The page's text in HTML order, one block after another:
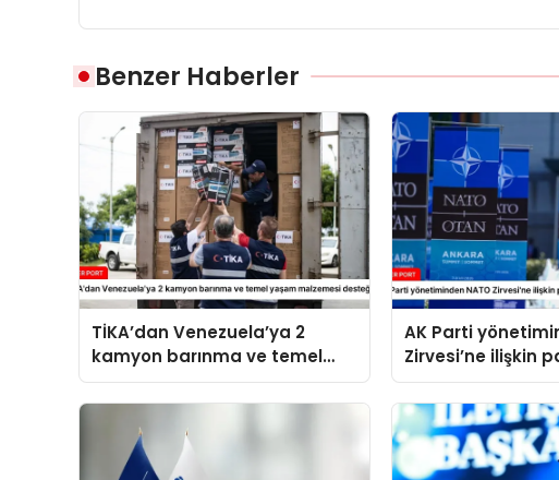
Benzer Haberler
TİKA’dan Venezuela’ya 2
kamyon barınma ve temel
yaşam malzemesi desteği
AK Parti
Zirvesi’ne ilişkin